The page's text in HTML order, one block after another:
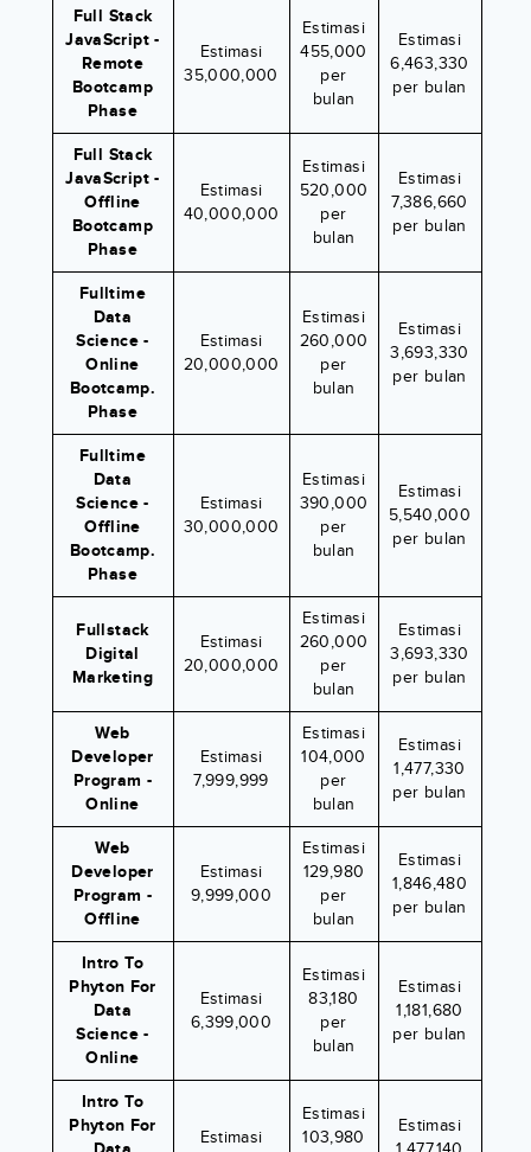
Full Stack
JavaScript -
Remote
Bootcamp
Phase
Estimasi
35,000,000
Estimasi
455,000
per
bulan
Estimasi
6,463,330
per bulan
Full Stack
JavaScript -
Offline
Bootcamp
Phase
Estimasi
40,000,000
Estimasi
520,000
per
bulan
Estimasi
7,386,660
per bulan
Fulltime
Data
Science -
Online
Bootcamp.
Phase
Estimasi
20,000,000
Estimasi
260,000
per
bulan
Estimasi
3,693,330
per bulan
Fulltime
Data
Science -
Offline
Bootcamp.
Phase
Estimasi
30,000,000
Estimasi
390,000
per
bulan
Estimasi
5,540,000
per bulan
Fullstack
Digital
Marketing
Estimasi
20,000,000
Estimasi
260,000
per
bulan
Estimasi
3,693,330
per bulan
Web
Developer
Program -
Online
Estimasi
7,999,999
Estimasi
104,000
per
bulan
Estimasi
1,477,330
per bulan
Web
Developer
Program -
Offline
Estimasi
9,999,000
Estimasi
129,980
per
bulan
Estimasi
1,846,480
per bulan
Intro To
Phyton For
Data
Science -
Online
Estimasi
6,399,000
Estimasi
83,180
per
bulan
Estimasi
1,181,680
per bulan
Intro To
Phyton For
Estimasi
Estimasi
103,980
Estimasi